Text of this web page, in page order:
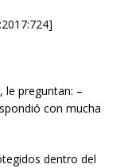
le preguntan: –
con mucha
dentro del